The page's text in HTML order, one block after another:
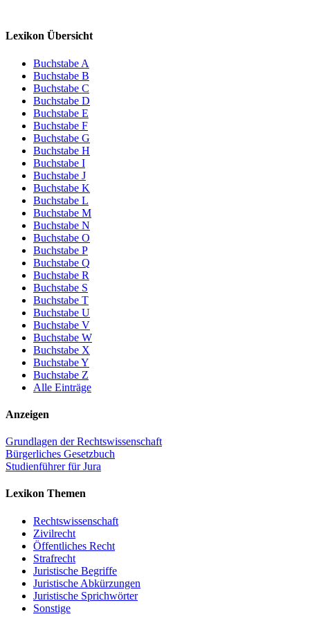
Lexikon Übersicht
Buchstabe A
Buchstabe B
Buchstabe C
Buchstabe D
Buchstabe E
Buchstabe F
Buchstabe G
Buchstabe H
Buchstabe I
Buchstabe J
Buchstabe K
Buchstabe L
Buchstabe M
Buchstabe N
Buchstabe O
Buchstabe P
Buchstabe Q
Buchstabe R
Buchstabe S
Buchstabe T
Buchstabe U
Buchstabe V
Buchstabe W
Buchstabe X
Buchstabe Y
Buchstabe Z
Alle Einträge
Anzeigen
Grundlagen der Rechtswissenschaft
Bürgerliches Gesetzbuch
Studienführer für Jura
Lexikon Themen
Rechtswissenschaft
Zivilrecht
Öffentliches Recht
Strafrecht
Juristische Begriffe
Juristische Abkürzungen
Juristische Sprichwörter
Sonstige